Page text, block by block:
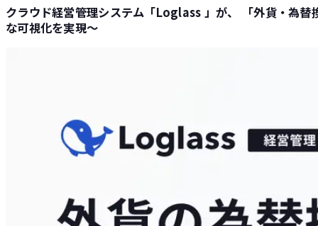
クラウド経営管理システム「Loglass 」が、 「外貨・為
な可視化を実現〜